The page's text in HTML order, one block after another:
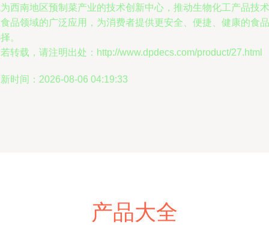
西南地区预制菜产业的技术创新中心，推动生物化工产品技术
品领域的广泛应用，为消费者提供更安全、便捷、健康的食品
。
转载，请注明出处：http://www.dpdecs.com/product/27.html
时间：2026-08-06 04:19:33
产品大全